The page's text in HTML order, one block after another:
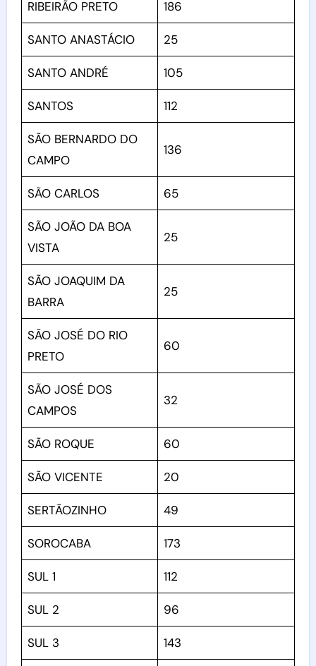
RIBEIRÃO PRETO 186
SANTO ANASTÁCIO 25
SANTO ANDRÉ 105
SANTOS 112
SÃO BERNARDO DO
CAMPO
136
SÃO CARLOS 65
SÃO JOÃO DA BOA
VISTA
25
SÃO JOAQUIM DA
BARRA
25
SÃO JOSÉ DO RIO
PRETO
60
SÃO JOSÉ DOS
CAMPOS
32
SÃO ROQUE 60
SÃO VICENTE 20
SERTÃOZINHO 49
SOROCABA 173
SUL 1 112
SUL 2 96
SUL 3 143